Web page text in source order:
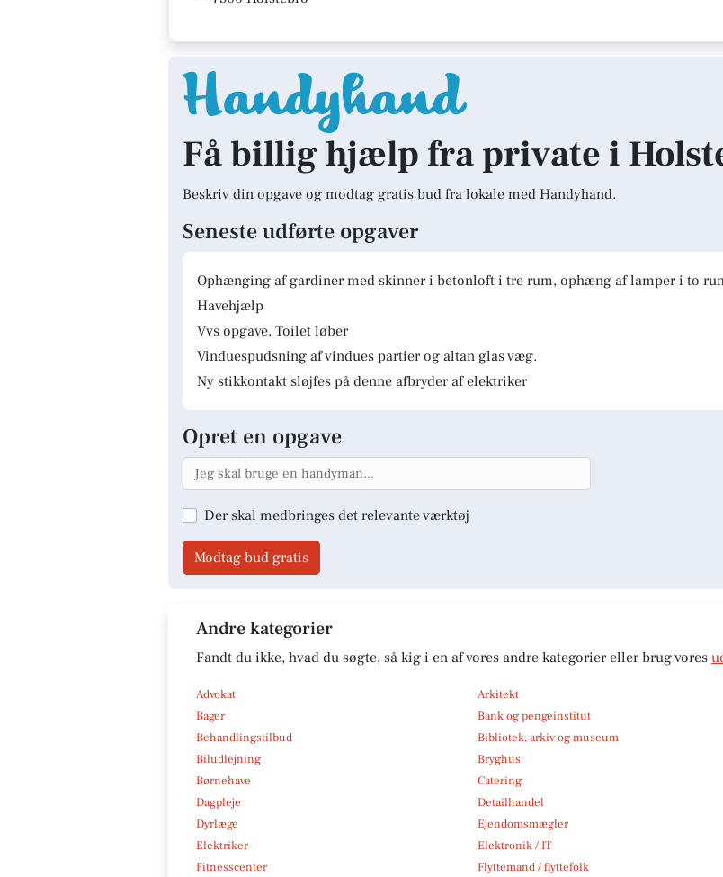
Få billig hjælp fra private i
Beskriv din opgave og modtag gratis bud fra lokale med Handyhand.
Seneste udførte opgaver
Ophænging af gardiner med skinner i betonloft i tre rum, ophæng af lamper i to
Havehjælp
Vvs opgave, Toilet løber
Vinduespudsning af vindues partier og altan glas væg.
Ny stikkontakt sløjfes på denne afbryder af elektriker
Opret en opgave
Der skal medbringes det relevante værktøj
Modtag bud gratis
Andre kategorier
Fandt du ikke, hvad du søgte, så kig i en af vores andre kategorier eller brug vores
Advokat Arkitekt
Bager
Bank og pengeinstitut
Behandlingstilbud
Bibliotek, arkiv og museum
Biludlejning
Bryghus
Børnehave
Catering
Dagpleje
Detailhandel
Dyrlæge
Ejendomsmægler
Elektriker
Elektronik / IT
Fitnesscenter
Flyttemand / flyttefolk